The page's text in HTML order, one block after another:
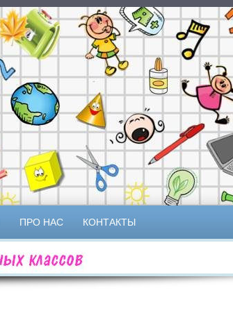
ПРО НАС КОНТАКТЫ